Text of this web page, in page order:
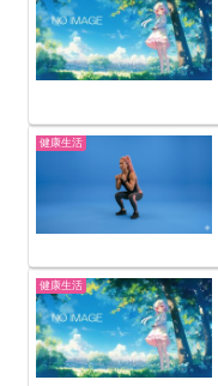
健康生活
健康生活